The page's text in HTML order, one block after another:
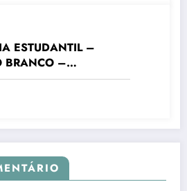
ESTUDANTIL –
BRANCO –
– Colégio
Ouro Branco – VIII